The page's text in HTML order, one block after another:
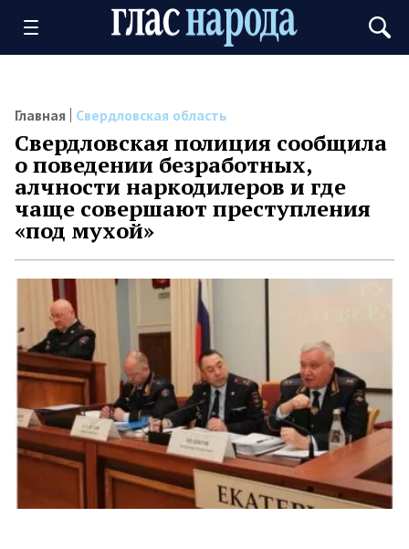
Главная Свердловская область
Свердловская полиция сообщила
о поведении безработных,
алчности наркодилеров и где
чаще совершают преступления
«под мухой»